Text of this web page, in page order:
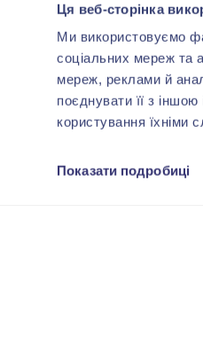
Ця веб-сторінка
Ми використовуємо
соціальних мереж та
мереж, реклами й
поєднувати її з
користування їхніми
Показати подробиці